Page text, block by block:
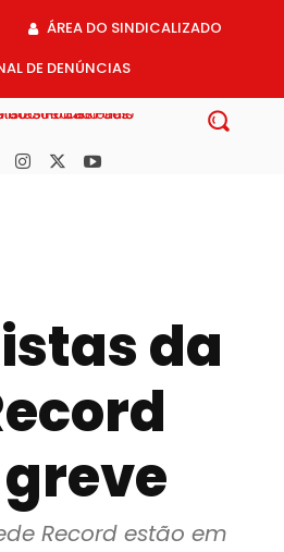
ÁREA DO SINDICALIZADO
DE DENÚNCIAS
da
Record estão em